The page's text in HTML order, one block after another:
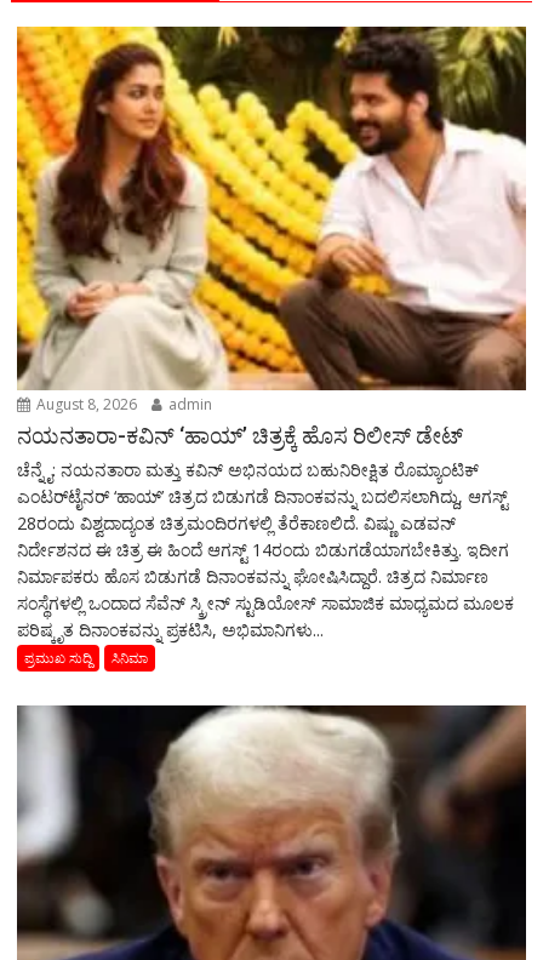
August 8, 2026 admin
ನಯನತಾರಾ-ಕವಿನ್ ‘ಹಾಯ್’ ಚಿತ್ರಕ್ಕೆ ಹೊಸ ರಿಲೀಸ್ ಡೇಟ್
ಚೆನ್ನೈ: ನಯನತಾರಾ ಮತ್ತು ಕವಿನ್ ಅಭಿನಯದ ಬಹುನಿರೀಕ್ಷಿತ ರೊಮ್ಯಾಂಟಿಕ್
ಎಂಟರ್‌ಟೈನರ್ ‘ಹಾಯ್’ ಚಿತ್ರದ ಬಿಡುಗಡೆ ದಿನಾಂಕವನ್ನು ಬದಲಿಸಲಾಗಿದ್ದು, ಆಗಸ್ಟ್
28ರಂದು ವಿಶ್ವದಾದ್ಯಂತ ಚಿತ್ರಮಂದಿರಗಳಲ್ಲಿ ತೆರೆಕಾಣಲಿದೆ. ವಿಷ್ಣು ಎಡವನ್
ನಿರ್ದೇಶನದ ಈ ಚಿತ್ರ ಈ ಹಿಂದೆ ಆಗಸ್ಟ್ 14ರಂದು ಬಿಡುಗಡೆಯಾಗಬೇಕಿತ್ತು. ಇದೀಗ
ನಿರ್ಮಾಪಕರು ಹೊಸ ಬಿಡುಗಡೆ ದಿನಾಂಕವನ್ನು ಘೋಷಿಸಿದ್ದಾರೆ. ಚಿತ್ರದ ನಿರ್ಮಾಣ
ಸಂಸ್ಥೆಗಳಲ್ಲಿ ಒಂದಾದ ಸೆವೆನ್ ಸ್ಕ್ರೀನ್ ಸ್ಟುಡಿಯೋಸ್ ಸಾಮಾಜಿಕ ಮಾಧ್ಯಮದ ಮೂಲಕ
ಪರಿಷ್ಕೃತ ದಿನಾಂಕವನ್ನು ಪ್ರಕಟಿಸಿ, ಅಭಿಮಾನಿಗಳು...
ಪ್ರಮುಖ ಸುದ್ದಿ ಸಿನಿಮಾ